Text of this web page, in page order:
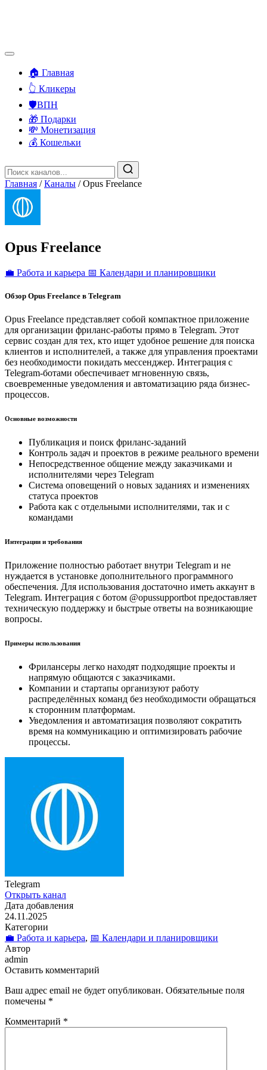
🏠 Главная
👆 Кликеры
🛡️ВПН
🎁 Подарки
💸 Монетизация
💰 Кошельки
Главная / Каналы / Opus Freelance
Opus Freelance
💼 Работа и карьера 📅 Календари и планировщики
Обзор Opus Freelance в Telegram
Opus Freelance представляет собой компактное приложение
для организации фриланс-работы прямо в Telegram. Этот
сервис создан для тех, кто ищет удобное решение для поиска
клиентов и исполнителей, а также для управления проектами
без необходимости покидать мессенджер. Интеграция с
Telegram-ботами обеспечивает мгновенную связь,
своевременные уведомления и автоматизацию ряда бизнес-
процессов.
Основные возможности
Публикация и поиск фриланс-заданий
Контроль задач и проектов в режиме реального времени
Непосредственное общение между заказчиками и
исполнителями через Telegram
Система оповещений о новых заданиях и изменениях
статуса проектов
Работа как с отдельными исполнителями, так и с
командами
Интеграции и требования
Приложение полностью работает внутри Telegram и не
нуждается в установке дополнительного программного
обеспечения. Для использования достаточно иметь аккаунт в
Telegram. Интеграция с ботом @opussupportbot предоставляет
техническую поддержку и быстрые ответы на возникающие
вопросы.
Примеры использования
Фрилансеры легко находят подходящие проекты и
напрямую общаются с заказчиками.
Компании и стартапы организуют работу
распределённых команд без необходимости обращаться
к сторонним платформам.
Уведомления и автоматизация позволяют сократить
время на коммуникацию и оптимизировать рабочие
процессы.
Telegram
Открыть канал
Дата добавления
24.11.2025
Категории
💼 Работа и карьера, 📅 Календари и планировщики
Автор
admin
Оставить комментарий
Ваш адрес email не будет опубликован. Обязательные поля
помечены *
Комментарий *